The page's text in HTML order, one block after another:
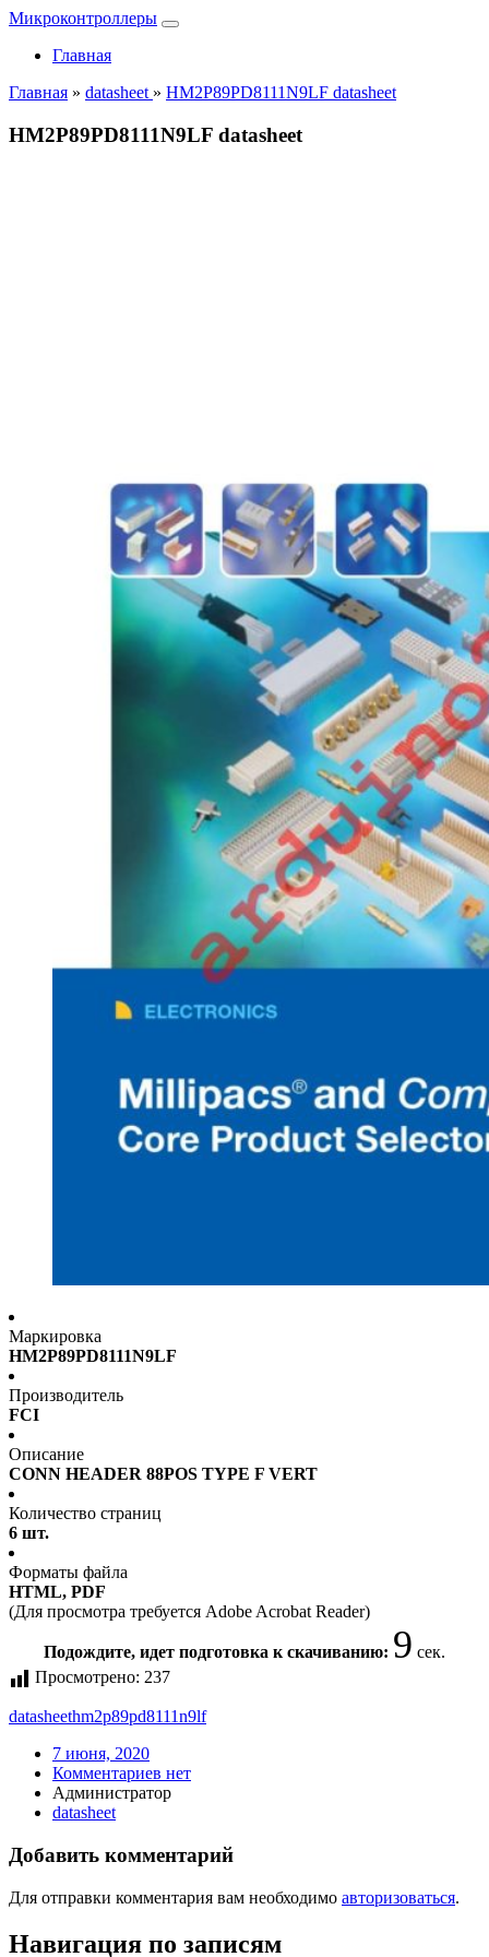
Микроконтроллеры
Главная
Главная » datasheet » HM2P89PD8111N9LF datasheet
HM2P89PD8111N9LF datasheet
Маркировка
HM2P89PD8111N9LF
Производитель
FCI
Описание
CONN HEADER 88POS TYPE F VERT
Количество страниц
6 шт.
Форматы файла
HTML, PDF
(Для просмотра требуется Adobe Acrobat Reader)
Подождите, идет подготовка к скачиванию: 9 сек.
Просмотрено: 237
datasheethm2p89pd8111n9lf
7 июня, 2020
Комментариев нет
Администратор
datasheet
Добавить комментарий
Для отправки комментария вам необходимо авторизоваться.
Навигация по записям